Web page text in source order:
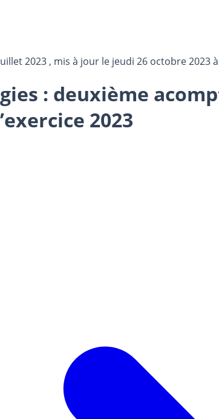
2023 , mis à jour le jeudi 26 octobre 2023
: deuxième
2023